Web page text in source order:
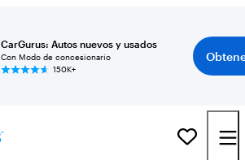
CarGurus: Autos nuevos y usados
Con Modo de concesionario
150K+